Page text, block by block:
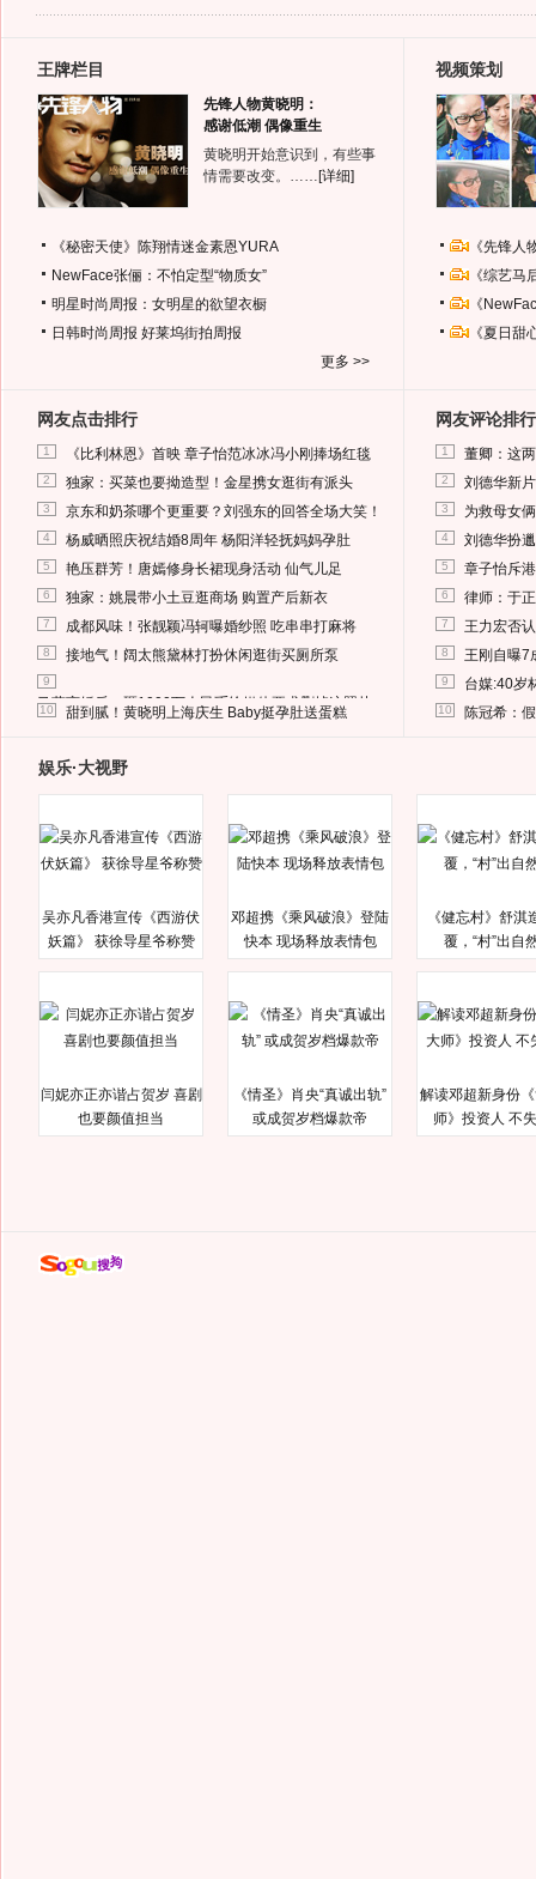
王牌栏目
先锋人物黄晓明：
感谢低潮 偶像重生
黄晓明开始意识到，有些事
情需要改变。…… [详细]
《秘密天使》陈翔情迷金素恩YURA
NewFace张俪：不怕定型“物质女”
明星时尚周报：女明星的欲望衣橱
日韩时尚周报 好莱坞街拍周报
更多 >>
视频策划
《先锋
《综艺
《
《夏日
网友点击排行
1 《比利林恩》首映 章子怡范冰冰冯小刚捧场红毯
2 独家：买菜也要拗造型！金星携女逛街有派头
3 京东和奶茶哪个更重要？刘强东的回答全场大笑！
4 杨威晒照庆祝结婚8周年 杨阳洋轻抚妈妈孕肚
5 艳压群芳！唐嫣修身长裙现身活动 仙气儿足
6 独家：姚晨带小土豆逛商场 购置产后新衣
7 成都风味！张靓颖冯轲曝婚纱照 吃串串打麻将
8 接地气！阔太熊黛林打扮休闲逛街买厕所泵
9
马蓉离婚后，砸1000万人民币给媒体要求删掉这照片
10 甜到腻！黄晓明上海庆生 Baby挺孕肚送蛋糕
网友评论排行
1 董卿：这
2 刘德华新
3 为救母女
4 刘德华扮
5 章子怡斥
6 律师：于
7 王力宏否
8 王刚自曝7
9 台媒:40岁
10 陈冠希：
娱乐·大视野
吴亦凡香港宣传《西游伏
妖篇》 获徐导星爷称赞
邓超携《乘风破浪》登陆
快本 现场释放表情包
《健忘村》舒淇
覆，“村”出自
闫妮亦正亦谐占贺岁 喜剧
也要颜值担当
《情圣》肖央“真诚出轨”
或成贺岁档爆款帝
解读邓超新身份
师》投资人 不